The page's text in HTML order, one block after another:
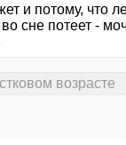
и потому, что
сне потеет -
возрасте